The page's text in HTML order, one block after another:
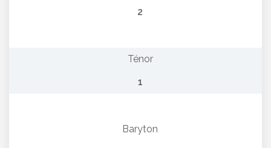
2
Ténor
1
Baryton